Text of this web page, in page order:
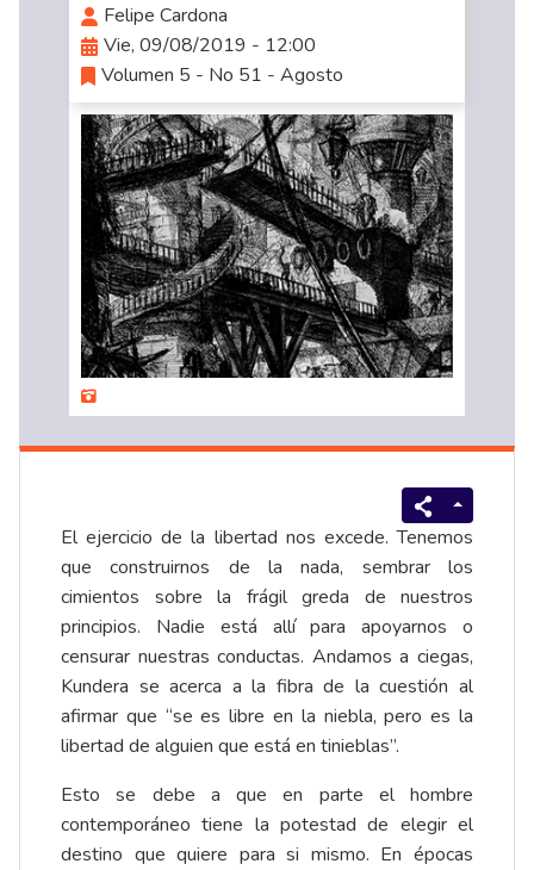
Felipe Cardona
Vie, 09/08/2019 - 12:00
Volumen 5 - No 51 - Agosto
El ejercicio de la libertad nos excede. Tenemos
que construirnos de la nada, sembrar los
cimientos sobre la frágil greda de nuestros
principios. Nadie está allí para apoyarnos o
censurar nuestras conductas. Andamos a ciegas,
Kundera se acerca a la fibra de la cuestión al
afirmar que “se es libre en la niebla, pero es la
libertad de alguien que está en tinieblas”.
Esto se debe a que en parte el hombre
contemporáneo tiene la potestad de elegir el
destino que quiere para si mismo. En épocas